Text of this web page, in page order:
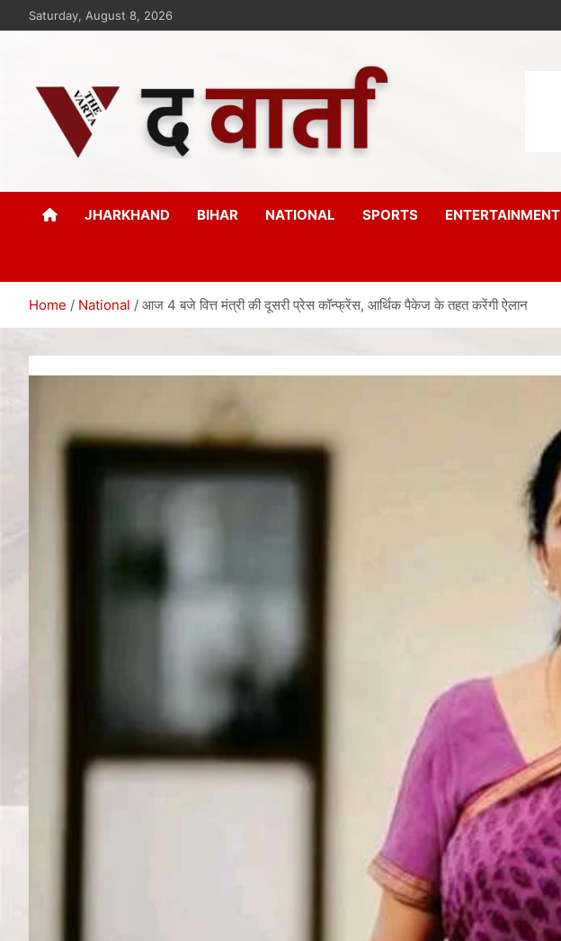
Saturday, August 8, 2026
The Varta
JHARKHAND BIHAR NATIONAL SPORTS ENTERTAINMENT
Home National आज 4 बजे वित्त मंत्री की दूसरी प्रेस कॉन्फ्रेंस, आर्थिक पैकेज के तहत करेंगी ऐलान